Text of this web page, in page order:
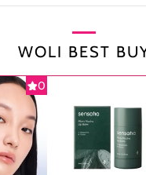
WOLI BEST
0